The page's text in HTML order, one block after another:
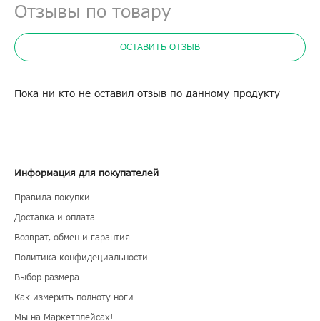
Отзывы по товару
ОСТАВИТЬ ОТЗЫВ
Пока ни кто не оставил отзыв по данному продукту
Информация для покупателей
Правила покупки
Доставка и оплата
Возврат, обмен и гарантия
Политика конфидециальности
Выбор размера
Как измерить полноту ноги
Мы на Маркетплейсах!